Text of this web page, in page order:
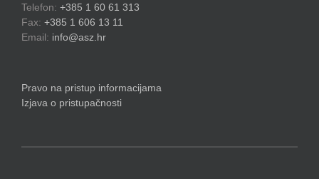
Telefon: +385 1 60 61 313
Fax: +385 1 606 13 11
Email: info@asz.hr
Pravo na pristup informacijama
Izjava o pristupačnosti